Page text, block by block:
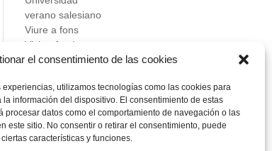
el consentimiento de las cookies
experiencias, utilizamos tecnologías como las cookies para
la información del dispositivo. El consentimiento de estas
procesar datos como el comportamiento de navegación o las
este sitio. No consentir o retirar el consentimiento, puede
características y funciones.
verano salesiano
Viure a fons
Vivir a fondo
Vocacional
Meta
Acceder
Feed de entradas
Feed de comentarios